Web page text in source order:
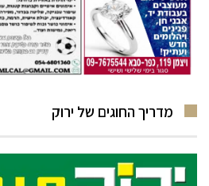
מדריך החוגים של ירוק